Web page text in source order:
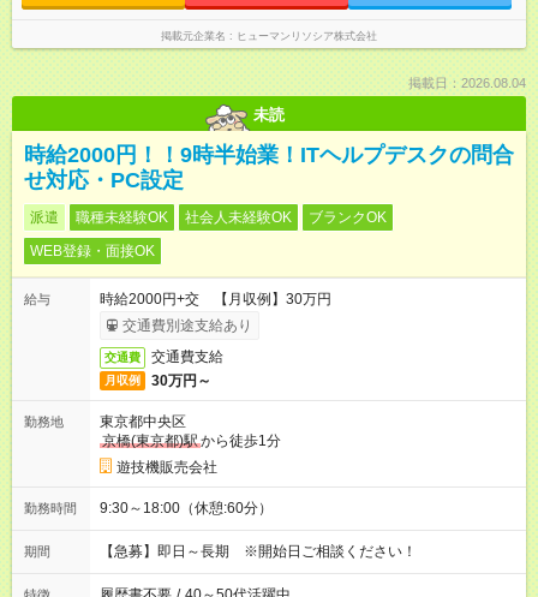
掲載元企業名 ヒューマンリソシア株式会社
掲載日：2026.08.04
未読
時給2000円！！9時半始業！ITヘルプデスクの問合
せ対応・PC設定
派遣 職種未経験OK 社会人未経験OK
ブランクOK
WEB登録・面接OK
給与
時給2000円+交 【月収例】30万円
交通費別途支給あり
交通費 交通費支給
月収例 30万円～
勤務地
東京都中央区
京橋(東京都)駅から徒歩1分
遊技機販売会社
勤務時間 9:30～18:00（休憩:60分）
期間 【急募】即日～長期 ※開始日ご相談ください！